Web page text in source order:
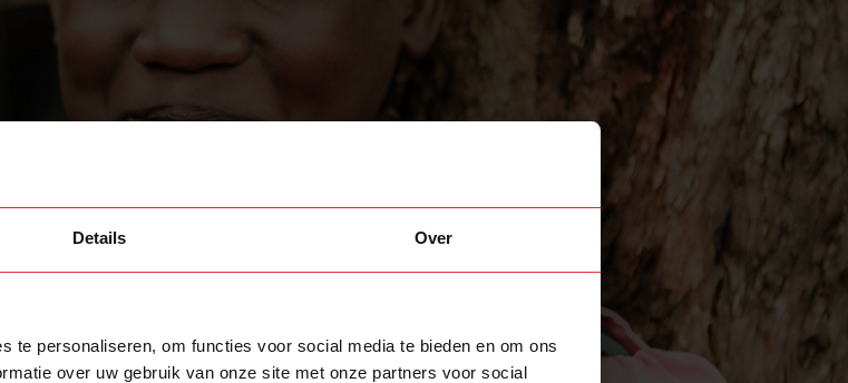
Details Over
te personaliseren, om functies voor social media te bieden en om ons
over uw gebruik van onze site met onze partners voor social